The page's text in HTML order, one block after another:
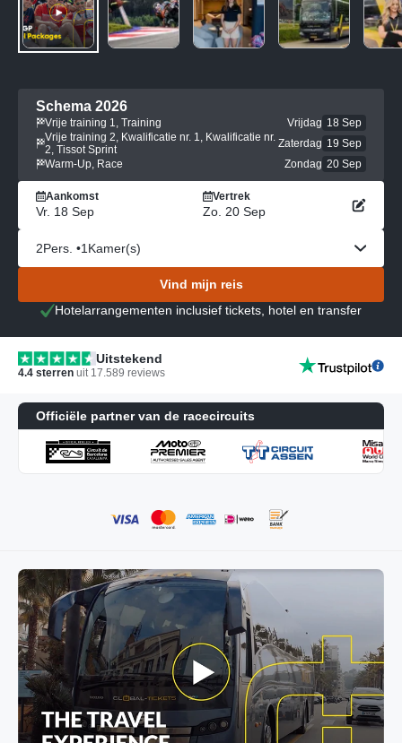
Schema 2026
Vrije training 1, Training Vrijdag 18 Sep
Vrije training 2, Kwalificatie nr. 1, Kwalificatie nr.
2, Tissot Sprint
Zaterdag 19 Sep
Warm-Up, Race
Zondag 20 Sep
Aankomst
Vr. 18 Sep
Vertrek
Zo. 20 Sep
2Pers. •1 Kamer(s)
Vind mijn reis
Hotelarrangementen inclusief tickets, hotel en transfer
Uitstekend
4.4 sterren uit 17.589 reviews
Officiële partner van de racecircuits